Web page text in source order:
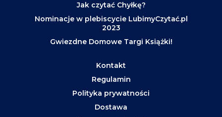
Jak czytać Chyłkę?
Nominacje w plebiscycie LubimyCzytać.pl
2023
Gwiezdne Domowe Targi Książki!
Kontakt
Regulamin
Polityka prywatności
Dostawa